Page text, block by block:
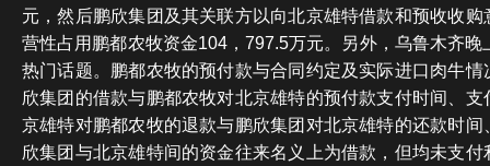
元，然后鹏欣集团及其关联方以向北京雄特借款和预收收
营性占用鹏都农牧资金104，797.5万元。另外，乌鲁木齐
热门话题。鹏都农牧的预付款与合同约定及实际进口肉牛
欣集团的借款与鹏都农牧对北京雄特的预付款支付时间、
京雄特对鹏都农牧的退款与鹏欣集团对北京雄特的还款时
欣集团与北京雄特间的资金往来名义上为借款，但均未支